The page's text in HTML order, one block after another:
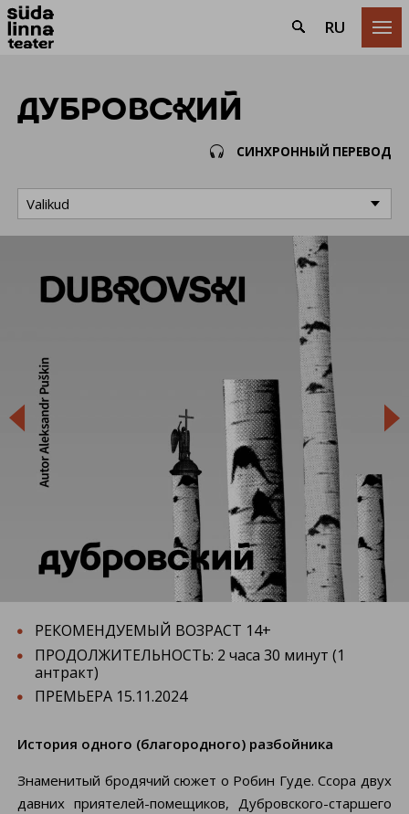
 RU
ДУБРОВСКИЙ
 СИНХРОННЫЙ ПЕРЕВОД
Valikud
 
РЕКОМЕНДУЕМЫЙ ВОЗРАСТ 14+
ПРОДОЛЖИТЕЛЬНОСТЬ: 2 часа 30 минут (1
антракт)
ПРЕМЬЕРА 15.11.2024
История одного (благородного) разбойника
Знаменитый бродячий сюжет о Робин Гуде. Ссора двух
давних приятелей-помещиков, Дубровского-старшего